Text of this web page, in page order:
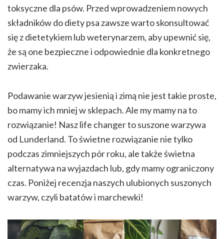
toksyczne dla psów. Przed wprowadzeniem nowych
składników do diety psa zawsze warto skonsultować
się z dietetykiem lub weterynarzem, aby upewnić się,
że są one bezpieczne i odpowiednie dla konkretnego
zwierzaka.
Podawanie warzyw jesienią i zimą nie jest takie proste,
bo mamy ich mniej w sklepach. Ale my mamy na to
rozwiązanie! Nasz life changer to suszone warzywa
od Lunderland. To świetne rozwiązanie nie tylko
podczas zimniejszych pór roku, ale także świetna
alternatywa na wyjazdach lub, gdy mamy ograniczony
czas. Poniżej recenzja naszych ulubionych suszonych
warzyw, czyli batatów i marchewki!